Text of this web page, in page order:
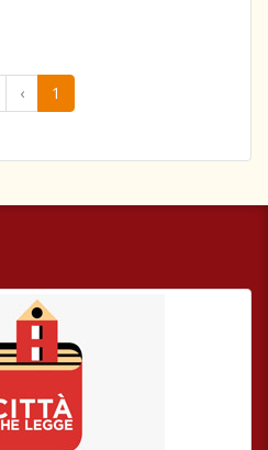
‹ 1